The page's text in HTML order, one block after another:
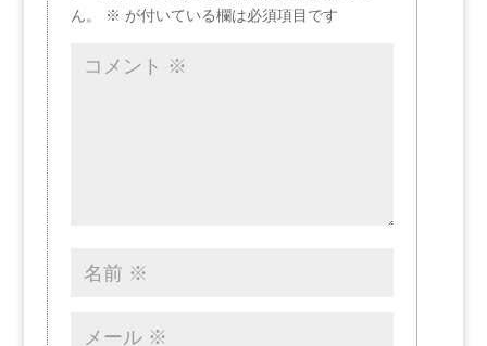
ん。
※ が付いている欄は必須項目です